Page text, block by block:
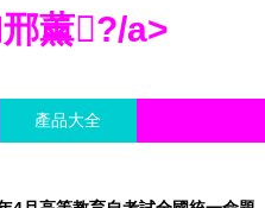
薰?/a>
產品大全